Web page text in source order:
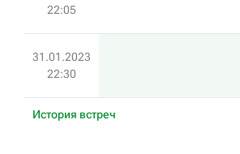
22:05
31.01.2023
22:30
История встреч